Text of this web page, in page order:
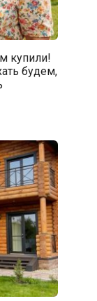
купили!
будем,